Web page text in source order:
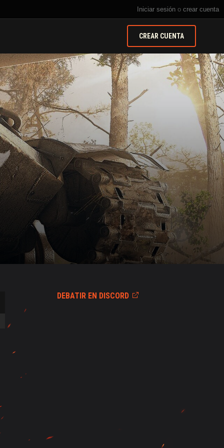
Iniciar sesión o crear cuenta
CREAR CUENTA
DEBATIR EN DISCORD